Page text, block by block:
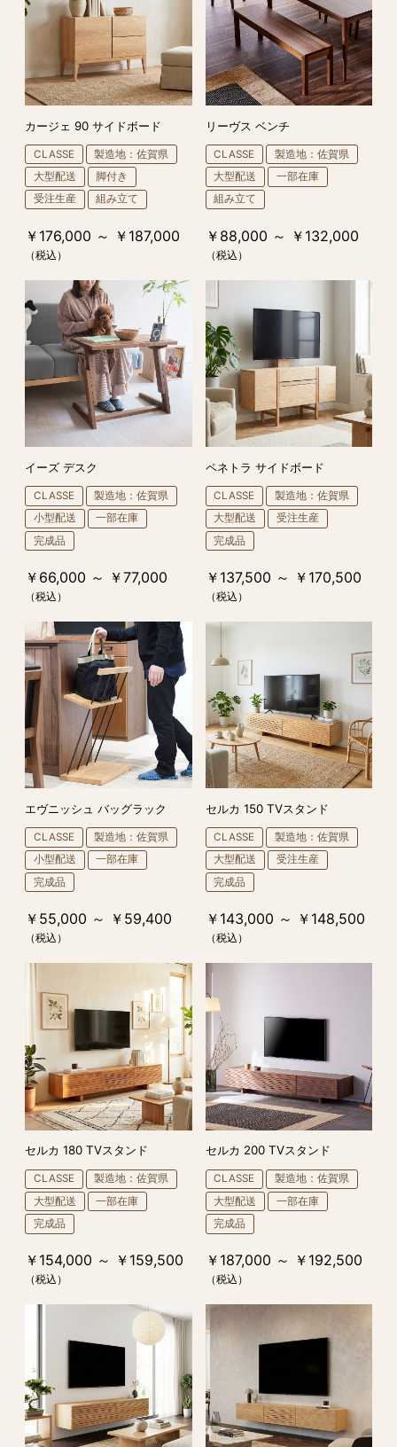
カージェ 90 サイドボード
CLASSE
製造地：佐賀県
大型配送
脚付き
受注生産
組み立て
￥176,000 ～ ￥187,000
（税込）
リーヴス ベンチ
CLASSE
製造地：佐賀県
大型配送
一部在庫
組み立て
￥88,000 ～ ￥132,000
（税込）
イーズ デスク
CLASSE
製造地：佐賀県
小型配送
一部在庫
完成品
￥66,000 ～ ￥77,000
（税込）
ペネトラ サイドボード
CLASSE
製造地：佐賀県
大型配送
受注生産
完成品
￥137,500 ～ ￥170,500
（税込）
エヴニッシュ バッグラック
CLASSE
製造地：佐賀県
小型配送
一部在庫
完成品
￥55,000 ～ ￥59,400
（税込）
セルカ 150 TVスタンド
CLASSE
製造地：佐賀県
大型配送
受注生産
完成品
￥143,000 ～ ￥148,500
（税込）
セルカ 180 TVスタンド
CLASSE
製造地：佐賀県
大型配送
一部在庫
完成品
￥154,000 ～ ￥159,500
（税込）
セルカ 200 TVスタンド
CLASSE
製造地：佐賀県
大型配送
一部在庫
完成品
￥187,000 ～ ￥192,500
（税込）